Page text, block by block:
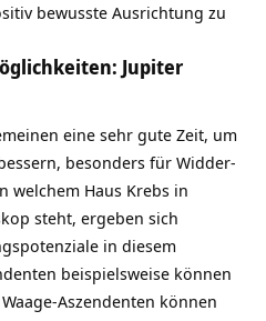
bewusste Ausrichtung zu
Jupiter
eine sehr gute Zeit, um
besonders für Widder-
welchem Haus Krebs in
steht, ergeben sich
in diesem
beispielsweise können
Aszendenten können